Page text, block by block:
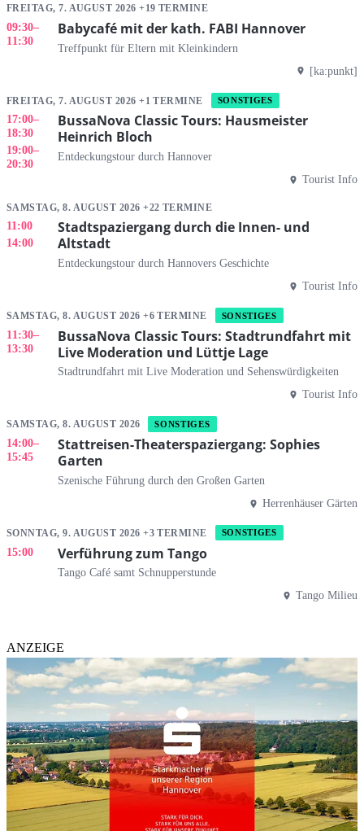
FREITAG, 7. AUGUST 2026 +19 TERMINE
09:30–
11:30
Babycafé mit der kath. FABI Hannover
Treffpunkt für Eltern mit Kleinkindern
[ka:punkt]
FREITAG, 7. AUGUST 2026 +1 TERMINE SONSTIGES
17:00–
18:30
19:00–
20:30
BussaNova Classic Tours: Hausmeister
Heinrich Bloch
Entdeckungstour durch Hannover
Tourist Info
SAMSTAG, 8. AUGUST 2026 +22 TERMINE
11:00
14:00
Stadtspaziergang durch die Innen- und
Altstadt
Entdeckungstour durch Hannovers Geschichte
Tourist Info
SAMSTAG, 8. AUGUST 2026 +6 TERMINE SONSTIGES
11:30–
13:30
BussaNova Classic Tours: Stadtrundfahrt mit
Live Moderation und Lüttje Lage
Stadtrundfahrt mit Live Moderation und Sehenswürdigkeiten
Tourist Info
SAMSTAG, 8. AUGUST 2026 SONSTIGES
14:00–
15:45
Stattreisen-Theaterspaziergang: Sophies
Garten
Szenische Führung durch den Großen Garten
Herrenhäuser Gärten
SONNTAG, 9. AUGUST 2026 +3 TERMINE SONSTIGES
15:00 Verführung zum Tango
Tango Café samt Schnupperstunde
Tango Milieu
ANZEIGE